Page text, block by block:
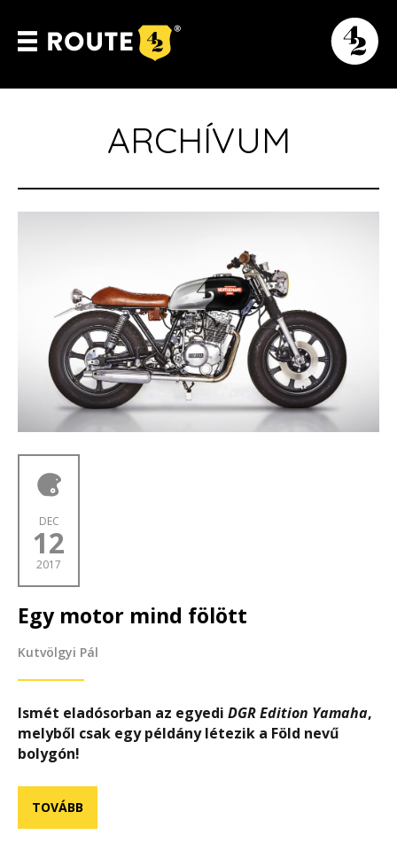
ARCHÍVUM
DEC
12
2017
Egy motor mind fölött
Kutvölgyi Pál
Ismét eladósorban az egyedi DGR Edition Yamaha,
melyből csak egy példány létezik a Föld nevű
bolygón!
TOVÁBB